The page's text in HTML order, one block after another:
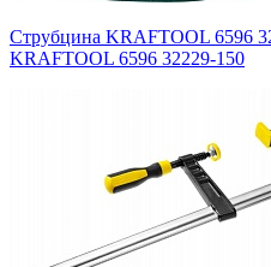
Струбцина KRAFTOOL 6596
KRAFTOOL 6596 32229-150